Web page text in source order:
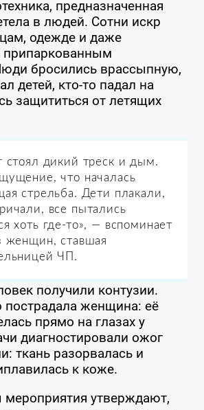
предназначенная
в людей. Сотни искр
одежде и даже
бросились врассыпную,
детей, кто-то падал на
защититься от летящих
стоял дикий треск и дым.
что началась
стрельба. Дети плакали,
все пытались
хоть где-то», — вспоминает
женщин, ставшая
ЧП.
получили контузии.
пострадала женщина: её
прямо на глазах у
диагностировали ожог
ткань разорвалась и
к коже.
мероприятия утверждают,